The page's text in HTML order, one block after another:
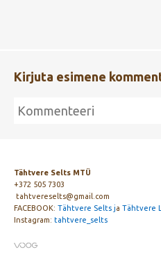
Kirjuta esimene
Tähtvere Selts MTÜ
+372 505 7303
tahtvereselts@gmail.com
FACEBOOK: Tähtvere Selts ja Tähtvere
Instagram: tahtvere_selts